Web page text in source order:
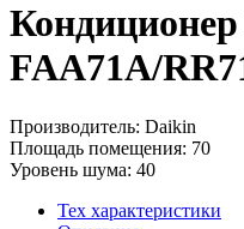
FAA71A/
Производитель: Daikin
Площадь помещения: 70
Уровень шума: 40
Тех характеристики